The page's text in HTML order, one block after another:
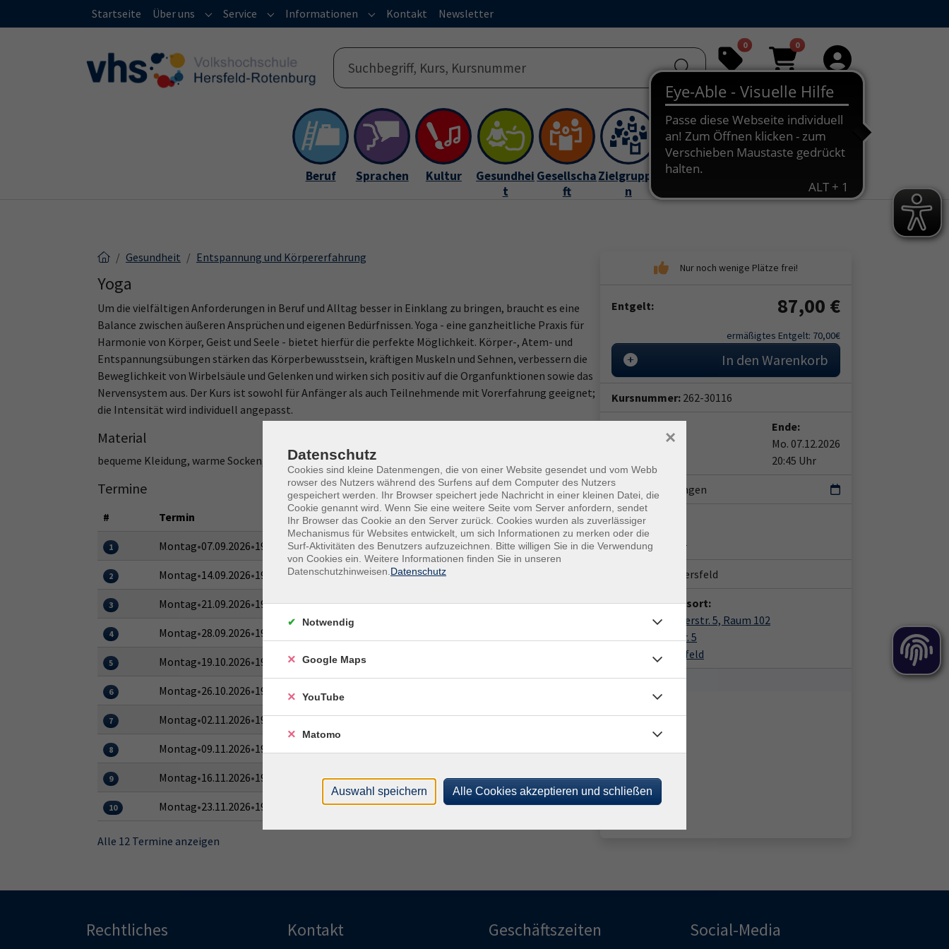
Skip to main content
Skip to page footerStartseite Über uns Submenu for "Über uns"
Service Submenu for "Service"
Informationen Submenu for "Informationen"
Kontakt Newsletter
0 0
Anmelden
Beruf Sprachen Kultur
Gesundhei
t
Gesellscha
ft
Zielgruppe
n
Gesundheit Entspannung und Körpererfahrung
Yoga
Um die vielfältigen Anforderungen in Beruf und Alltag besser in Einklang zu bringen, braucht es eine
Balance zwischen äußeren Ansprüchen und eigenen Bedürfnissen. Yoga - eine ganzheitliche Praxis für
Harmonie von Körper, Geist und Seele - bietet hierfür die perfekte Möglichkeit. Körper-, Atem- und
Entspannungsübungen stärken das Körperbewusstsein, kräftigen Muskeln und Sehnen, verbessern die
Beweglichkeit von Wirbelsäule und Gelenken und wirken sich positiv auf die Organfunktionen sowie das
Nervensystem aus. Der Kurs ist sowohl für Anfänger als auch Teilnehmende mit Vorerfahrung geeignet;
die Intensität wird individuell angepasst.
Material
bequeme Kleidung, warme Socken, Gymnastikmatte, Decke und Handtuch
Termine
# Termin Ort / Raum
1 Montag•07.09.2026•19:15–20:45 Uhr
2 Montag•14.09.2026•19:15–20:45 Uhr
3 Montag•21.09.2026•19:15–20:45 Uhr
4 Montag•28.09.2026•19:15–20:45 Uhr
5 Montag•19.10.2026•19:15–20:45 Uhr
6 Montag•26.10.2026•19:15–20:45 Uhr
7 Montag•02.11.2026•19:15–20:45 Uhr
8 Montag•09.11.2026•19:15–20:45 Uhr
9 Montag•16.11.2026•19:15–20:45 Uhr
10 Montag•23.11.2026•19:15–20:45 Uhr
Alle 12 Termine anzeigen
Entgelt: 87,00 €
ermäßigtes Entgelt: 70,00€
In den Warenkorb
Kursnummer: 262-30116
Mo. 07.09.2026
Ende:
Mo. 07.12.2026
20:45 Uhr
12 Veranstaltungen
Kursleitung:
Susanne Scholz
Bad Hersfeld
Veranstaltungsort:
vhs, Leinenweberstr. 5, Raum 102
Leinenweberstr. 5
36251 Bad Hersfeld
Rechtliches Kontakt Geschäftszeiten Social-Media
Datenschutz
Cookies sind kleine Datenmengen, die von einer Website gesendet und vom Webb
rowser des Nutzers während des Surfens auf dem Computer des Nutzers
gespeichert werden. Ihr Browser speichert jede Nachricht in einer kleinen Datei, die
Cookie genannt wird. Wenn Sie eine weitere Seite vom Server anfordern, sendet
Ihr Browser das Cookie an den Server zurück. Cookies wurden als zuverlässiger
Mechanismus für Websites entwickelt, um sich Informationen zu merken oder die
Surf-Aktivitäten des Benutzers aufzuzeichnen. Bitte willigen Sie in die Verwendung
von Cookies ein. Weitere Informationen finden Sie in unseren
Datenschutzhinweisen. Datenschutz
×
Notwendig
Google Maps
YouTube
Matomo
Auswahl speichern Alle Cookies akzeptieren und schließen